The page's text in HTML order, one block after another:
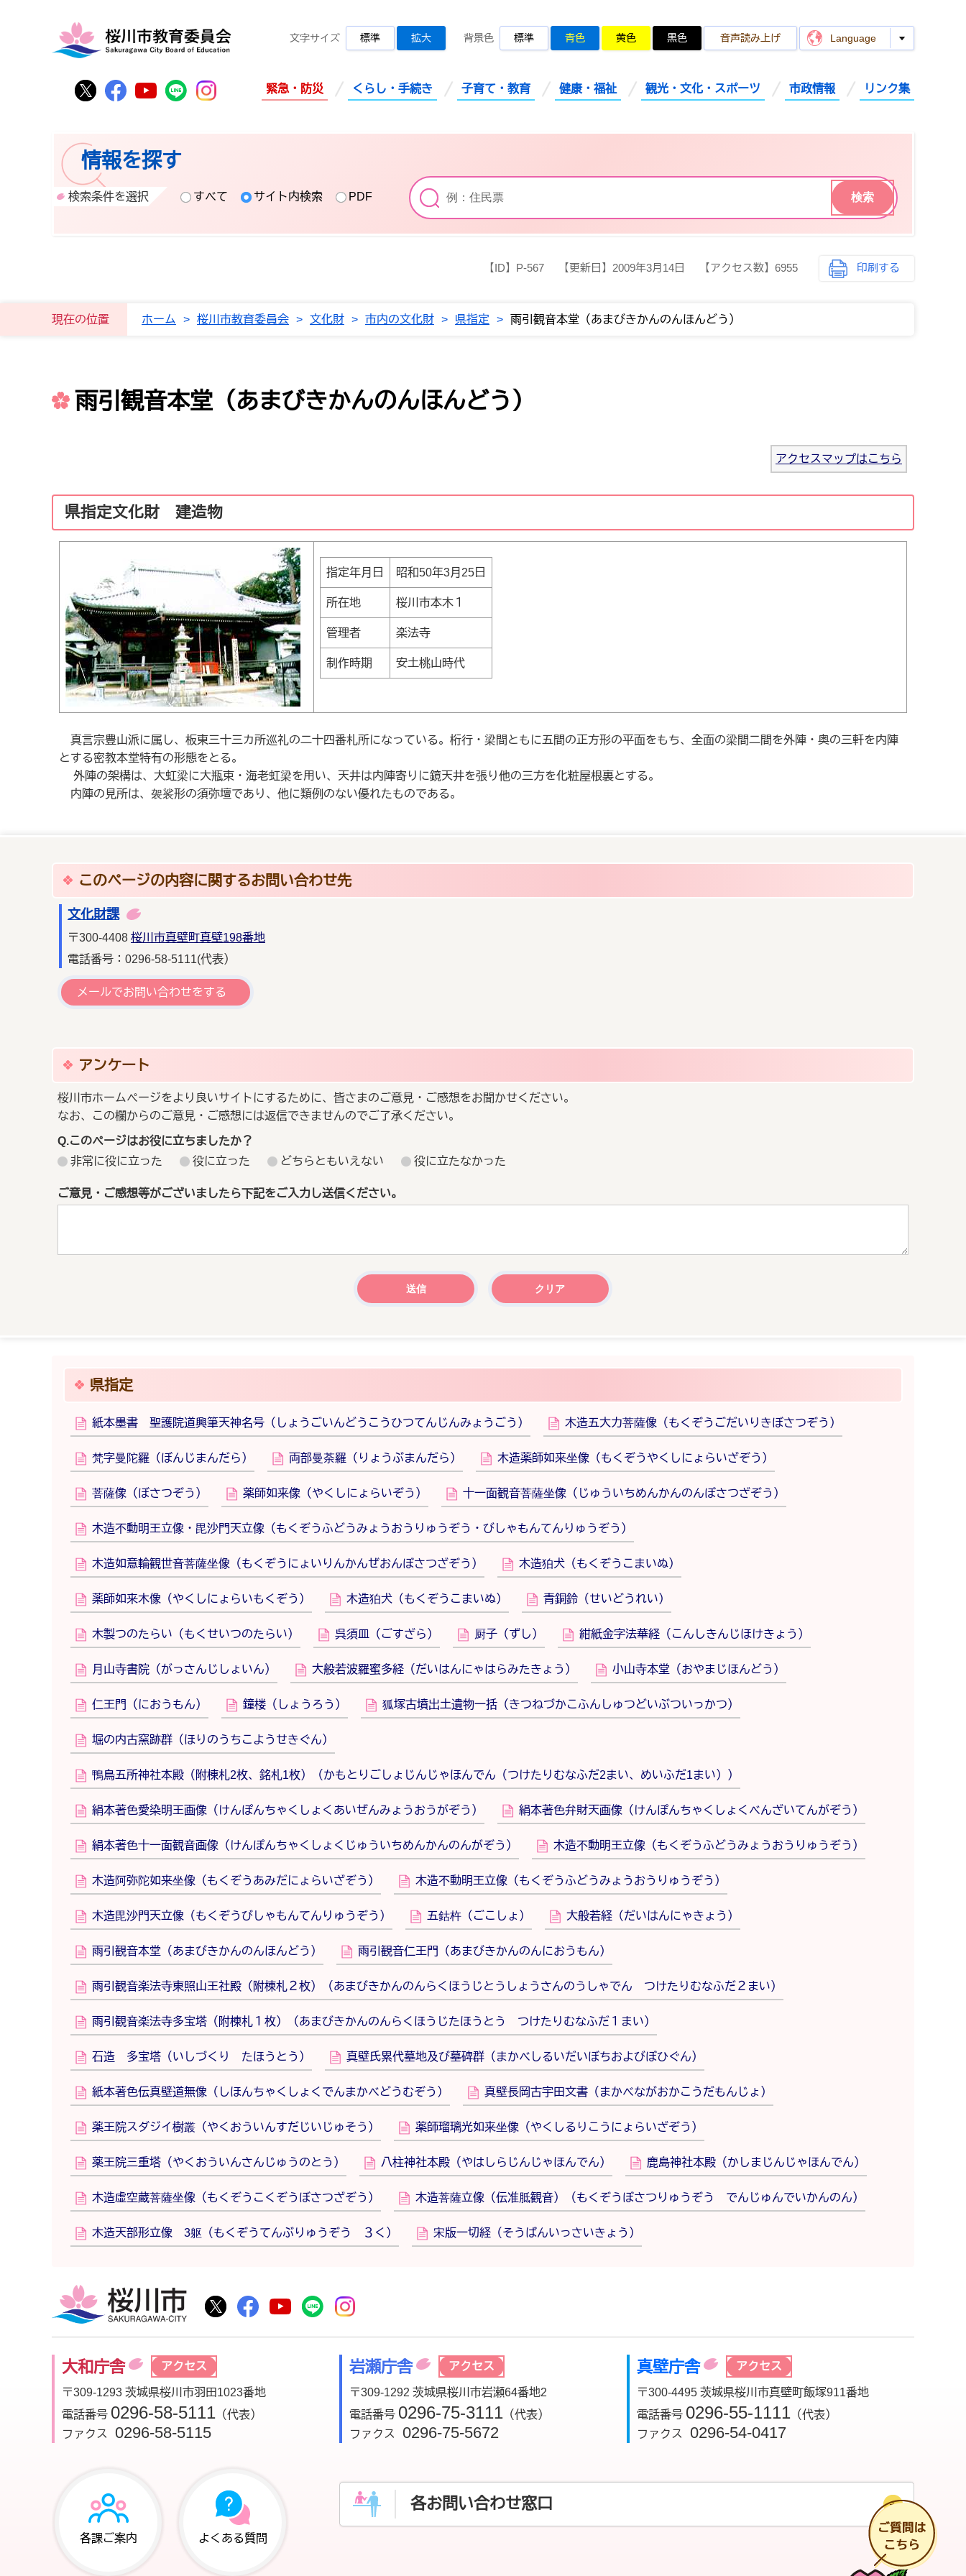
桜川市公式Twitter
桜川市公式Facebook
桜川市公式YouTube
桜川市公式LINE
Instagram
文字サイズ 標準 拡大 背景色 標準 青色 黄色 黒色 音声読み上げ Language
緊急・防災 くらし・手続き 子育て・教育 健康・福祉 観光・文化・スポーツ 市政情報 リンク集
情報を探す
検索条件を選択 すべて サイト内検索 PDF
【ID】 P-567 【更新日】 2009年3月14日 【アクセス数】 6955 印刷する
現在の位置 ホーム > 桜川市教育委員会 > 文化財 > 市内の文化財 > 県指定 > 雨引観音本堂（あまびきかんのんほんどう）
雨引観音本堂（あまびきかんのんほんどう）
アクセスマップはこちら
県指定文化財 建造物
指定年月日 昭和50年3月25日
所在地 桜川市本木１
管理者 楽法寺
制作時期 安土桃山時代
真言宗豊山派に属し、板東三十三カ所巡礼の二十四番札所になっている。桁行・梁間ともに五間の正方形の平面をもち、全面の梁間二間を外陣・奥の三軒を内陣
とする密教本堂特有の形態をとる。
外陣の架構は、大虹梁に大瓶束・海老虹梁を用い、天井は内陣寄りに鏡天井を張り他の三方を化粧屋根裏とする。
内陣の見所は、袈裟形の須弥壇であり、他に類例のない優れたものである。
このページの内容に関するお問い合わせ先
文化財課
〒300-4408 桜川市真壁町真壁198番地
電話番号：0296-58-5111(代表）
メールでお問い合わせをする
アンケート
桜川市ホームページをより良いサイトにするために、皆さまのご意見・ご感想をお聞かせください。
なお、この欄からのご意見・ご感想には返信できませんのでご了承ください。
Q.このページはお役に立ちましたか？
非常に役に立った
役に立った どちらともいえない 役に立たなかった
ご意見・ご感想等がございましたら下記をご入力し送信ください。
県指定
紙本墨書 聖護院道興筆天神名号（しょうごいんどうこうひつてんじんみょうごう） 木造五大力菩薩像（もくぞうごだいりきぼさつぞう）
梵字曼陀羅（ぼんじまんだら） 両部曼荼羅（りょうぶまんだら） 木造薬師如来坐像（もくぞうやくしにょらいざぞう）
菩薩像（ぼさつぞう） 薬師如来像（やくしにょらいぞう） 十一面観音菩薩坐像（じゅういちめんかんのんぼさつざぞう）
木造不動明王立像・毘沙門天立像（もくぞうふどうみょうおうりゅうぞう・びしゃもんてんりゅうぞう）
木造如意輪観世音菩薩坐像（もくぞうにょいりんかんぜおんぼさつざぞう） 木造狛犬（もくぞうこまいぬ）
薬師如来木像（やくしにょらいもくぞう） 木造狛犬（もくぞうこまいぬ） 青銅鈴（せいどうれい）
木製つのたらい（もくせいつのたらい） 呉須皿（ごすざら） 厨子（ずし） 紺紙金字法華経（こんしきんじほけきょう）
月山寺書院（がっさんじしょいん） 大般若波羅蜜多経（だいはんにゃはらみたきょう） 小山寺本堂（おやまじほんどう）
仁王門（におうもん） 鐘楼（しょうろう） 狐塚古墳出土遺物一括（きつねづかこふんしゅつどいぶついっかつ）
堀の内古窯跡群（ほりのうちこようせきぐん）
鴨鳥五所神社本殿（附棟札2枚、銘札1枚）（かもとりごしょじんじゃほんでん（つけたりむなふだ2まい、めいふだ1まい））
絹本著色愛染明王画像（けんぽんちゃくしょくあいぜんみょうおうがぞう） 絹本著色弁財天画像（けんぽんちゃくしょくべんざいてんがぞう）
絹本著色十一面観音画像（けんぽんちゃくしょくじゅういちめんかんのんがぞう） 木造不動明王立像（もくぞうふどうみょうおうりゅうぞう）
木造阿弥陀如来坐像（もくぞうあみだにょらいざぞう） 木造不動明王立像（もくぞうふどうみょうおうりゅうぞう）
木造毘沙門天立像（もくぞうびしゃもんてんりゅうぞう） 五鈷杵（ごこしょ） 大般若経（だいはんにゃきょう）
雨引観音本堂（あまびきかんのんほんどう） 雨引観音仁王門（あまびきかんのんにおうもん）
雨引観音楽法寺東照山王社殿（附棟札２枚）（あまびきかんのんらくほうじとうしょうさんのうしゃでん つけたりむなふだ２まい）
雨引観音楽法寺多宝塔（附棟札１枚）（あまびきかんのんらくほうじたほうとう つけたりむなふだ１まい）
石造 多宝塔（いしづくり たほうとう） 真壁氏累代墓地及び墓碑群（まかべしるいだいぼちおよびぼひぐん）
紙本著色伝真壁道無像（しほんちゃくしょくでんまかべどうむぞう） 真壁長岡古宇田文書（まかべながおかこうだもんじょ）
薬王院スダジイ樹叢（やくおういんすだじいじゅそう） 薬師瑠璃光如来坐像（やくしるりこうにょらいざぞう）
薬王院三重塔（やくおういんさんじゅうのとう） 八柱神社本殿（やはしらじんじゃほんでん） 鹿島神社本殿（かしまじんじゃほんでん）
木造虚空蔵菩薩坐像（もくぞうこくぞうぼさつざぞう） 木造菩薩立像（伝准胝観音）（もくぞうぼさつりゅうぞう でんじゅんでいかんのん）
木造天部形立像 3躯（もくぞうてんぶりゅうぞう ３く） 宋版一切経（そうばんいっさいきょう）
桜川市公式Twitter
桜川市公式Facebook
桜川市公式YouTube
桜川市公式LINE
大和庁舎 アクセス
〒309-1293 茨城県桜川市羽田1023番地
電話番号 0296-58-5111 （代表）
ファクス
0296-58-5115
岩瀬庁舎 アクセス
〒309-1292 茨城県桜川市岩瀬64番地2
電話番号 0296-75-3111 （代表）
ファクス
0296-75-5672
真壁庁舎 アクセス
〒300-4495 茨城県桜川市真壁町飯塚911番地
電話番号 0296-55-1111 （代表）
ファクス
0296-54-0417
各課ご案内 よくある質問
各お問い合わせ窓口